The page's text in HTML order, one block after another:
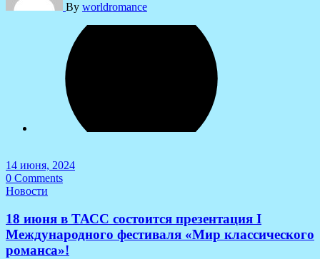
By worldromance
14 июня, 2024
0 Comments
Новости
18 июня в ТАСС состоится презентация I
Международного фестиваля «Мир классического
романса»!